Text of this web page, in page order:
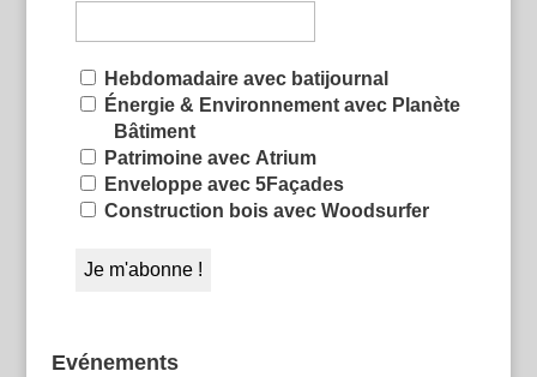
Hebdomadaire avec batijournal
Énergie & Environnement avec Planète
Bâtiment
Patrimoine avec Atrium
Enveloppe avec 5Façades
Construction bois avec Woodsurfer
Evénements